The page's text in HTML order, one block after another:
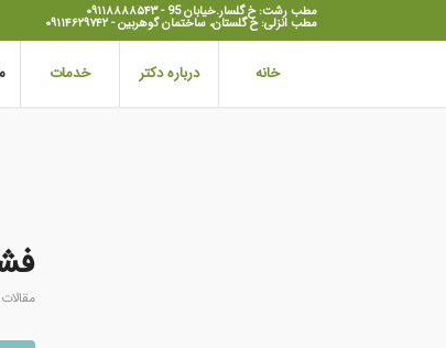
مطب رشت: خ گلسار.خیابان 95 - ۰۹۱۱۸۸۸۸۵۴۳
مطب انزلی: خ گلستان، ساختمان گوهربین - ۰۹۱۱۴۶۲۹۷۴۲
خانه درباره دکتر خدمات